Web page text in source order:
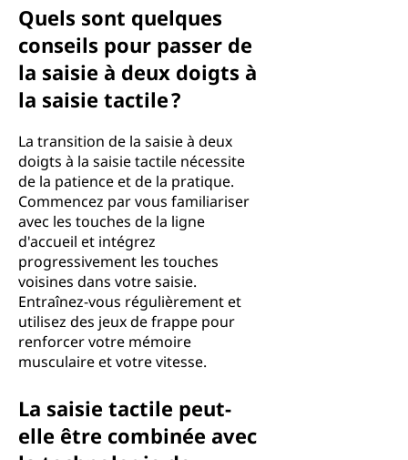
Quels sont quelques
conseils pour passer de
la saisie à deux doigts à
la saisie tactile ?
La transition de la saisie à deux
doigts à la saisie tactile nécessite
de la patience et de la pratique.
Commencez par vous familiariser
avec les touches de la ligne
d'accueil et intégrez
progressivement les touches
voisines dans votre saisie.
Entraînez-vous régulièrement et
utilisez des jeux de frappe pour
renforcer votre mémoire
musculaire et votre vitesse.
La saisie tactile peut-
elle être combinée avec